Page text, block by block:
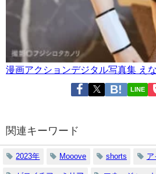
漫画アクションデジタル写真集 え
LINE
関連キーワード
2023年 Mooove shorts ア